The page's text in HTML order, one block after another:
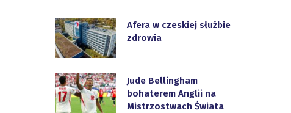
Afera w czeskiej służbie
zdrowia
Jude Bellingham
bohaterem Anglii na
Mistrzostwach Świata